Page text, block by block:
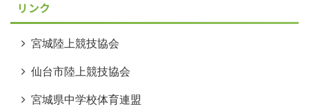
リンク
宮城陸上競技協会
仙台市陸上競技協会
宮城県中学校体育連盟